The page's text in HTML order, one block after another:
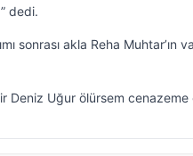
dedi.
sonrası akla Reha Muhtar’ın
Deniz Uğur ölürsem cenazeme